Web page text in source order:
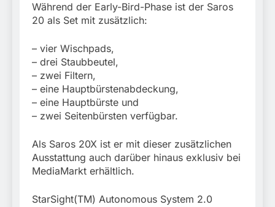
Während der Early-Bird-Phase ist der Saros
20 als Set mit zusätzlich:
– vier Wischpads,
– drei Staubbeutel,
– zwei Filtern,
– eine Hauptbürstenabdeckung,
– eine Hauptbürste und
– zwei Seitenbürsten verfügbar.
Als Saros 20X ist er mit dieser zusätzlichen
Ausstattung auch darüber hinaus exklusiv bei
MediaMarkt erhältlich.
StarSight(TM) Autonomous System 2.0